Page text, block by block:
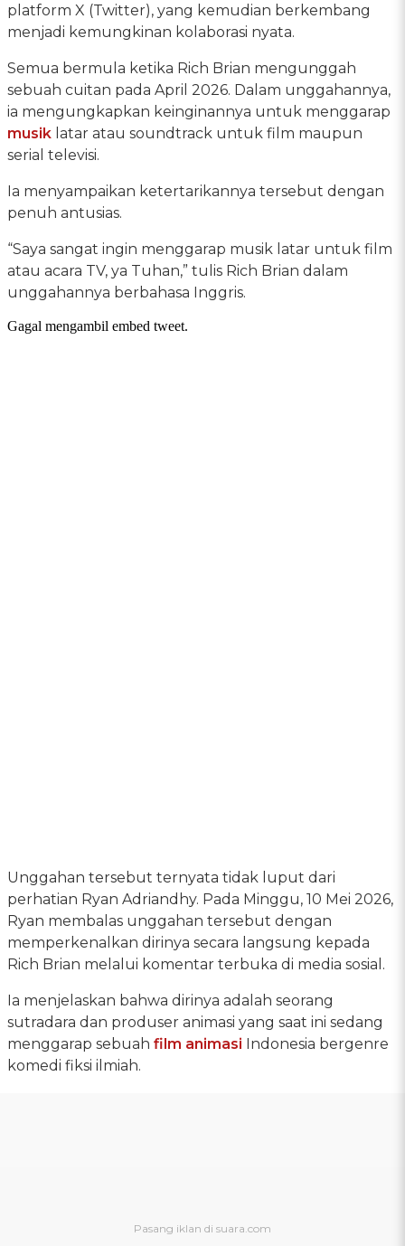
platform X (Twitter), yang kemudian berkembang
menjadi kemungkinan kolaborasi nyata.
Semua bermula ketika Rich Brian mengunggah
sebuah cuitan pada April 2026. Dalam unggahannya,
ia mengungkapkan keinginannya untuk menggarap
musik latar atau soundtrack untuk film maupun
serial televisi.
Ia menyampaikan ketertarikannya tersebut dengan
penuh antusias.
“Saya sangat ingin menggarap musik latar untuk film
atau acara TV, ya Tuhan,” tulis Rich Brian dalam
unggahannya berbahasa Inggris.
Unggahan tersebut ternyata tidak luput dari
perhatian Ryan Adriandhy. Pada Minggu, 10 Mei 2026,
Ryan membalas unggahan tersebut dengan
memperkenalkan dirinya secara langsung kepada
Rich Brian melalui komentar terbuka di media sosial.
Ia menjelaskan bahwa dirinya adalah seorang
sutradara dan produser animasi yang saat ini sedang
menggarap sebuah film animasi Indonesia bergenre
komedi fiksi ilmiah.